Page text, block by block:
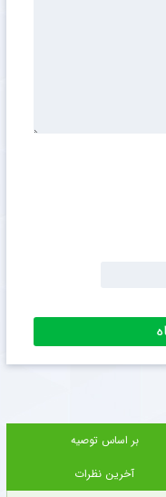
بر اساس توصیه
آخرین نظرات